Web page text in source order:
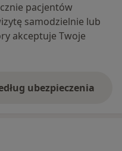
pacjentów
samodzielnie lub
akceptuje Twoje
ubezpieczenia